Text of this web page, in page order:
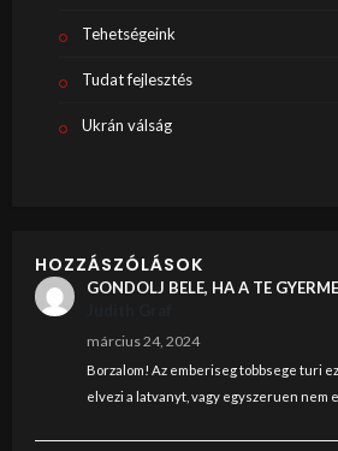
Tehetségeink
Tudat fejlesztés
Ukrán válság
HOZZÁSZÓLÁSOK
GONDOLJ BELE, HA A TE
március 24, 2024
Borzalom! Az emberiseg tobbsege turi
elvezi a latvanyt, vagy egyszeruen nem